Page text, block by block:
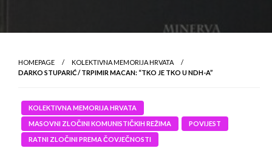
HOMEPAGE
KOLEKTIVNA MEMORIJA HRVATA
DARKO STUPARIĆ / TRPIMIR MACAN: “TKO JE TKO U NDH-A”
KOLEKTIVNA MEMORIJA HRVATA
MASOVNI ZLOČINI KOMUNISTIČKIH REŽIMA
POVIJEST
RATNI ZLOČINI PREMA ČOVJEČNOSTI